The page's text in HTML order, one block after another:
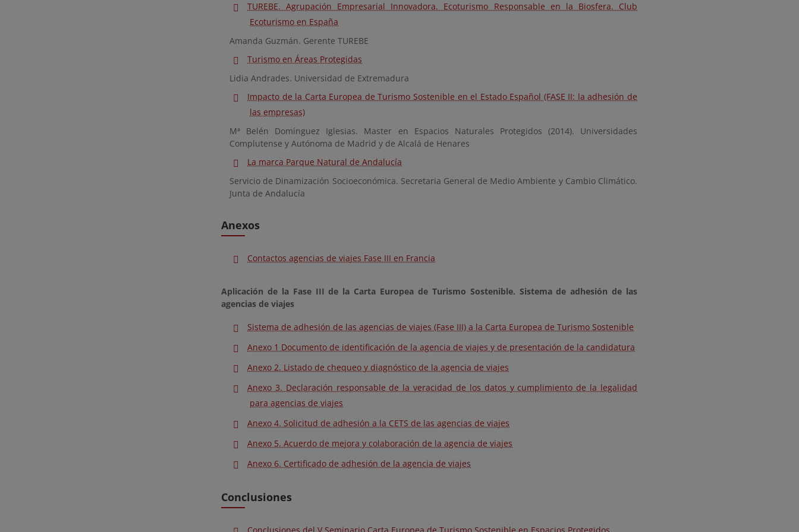
TUREBE. Agrupación Empresarial Innovadora. Ecoturismo Responsable en la Biosfera. Club
Ecoturismo en España
Amanda Guzmán. Gerente TUREBE
Turismo en Áreas Protegidas
Lidia Andrades. Universidad de Extremadura
Impacto de la Carta Europea de Turismo Sostenible en el Estado Español (FASE II: la adhesión de
las empresas)
Mª Belén Domínguez Iglesias. Master en Espacios Naturales Protegidos (2014). Universidades
Complutense y Autónoma de Madrid y de Alcalá de Henares
La marca Parque Natural de Andalucía
Servicio de Dinamización Socioeconómica. Secretaria General de Medio Ambiente y Cambio Climático.
Junta de Andalucía
Anexos
Contactos agencias de viajes Fase III en Francia
Aplicación de la Fase III de la Carta Europea de Turismo Sostenible. Sistema de adhesión de las
agencias de viajes
Sistema de adhesión de las agencias de viajes (Fase III) a la Carta Europea de Turismo Sostenible
Anexo 1 Documento de identificación de la agencia de viajes y de presentación de la candidatura
Anexo 2. Listado de chequeo y diagnóstico de la agencia de viajes
Anexo 3. Declaración responsable de la veracidad de los datos y cumplimiento de la legalidad
para agencias de viajes
Anexo 4. Solicitud de adhesión a la CETS de las agencias de viajes
Anexo 5. Acuerdo de mejora y colaboración de la agencia de viajes
Anexo 6. Certificado de adhesión de la agencia de viajes
Conclusiones